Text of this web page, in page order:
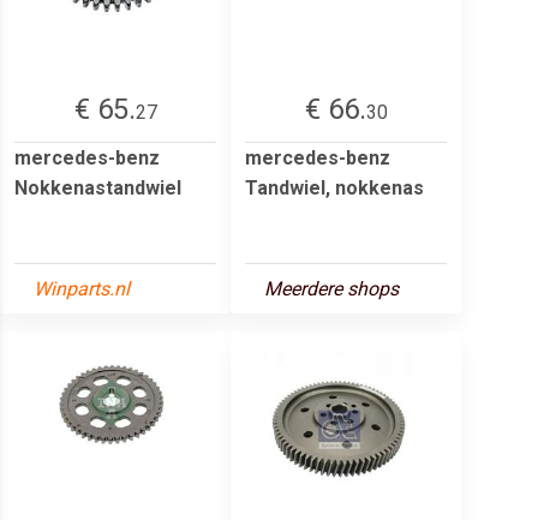
€ 65.27
mercedes-benz
Nokkenastandwiel
Winparts.nl
€ 66.30
mercedes-benz
Tandwiel, nokkenas
Meerdere shops